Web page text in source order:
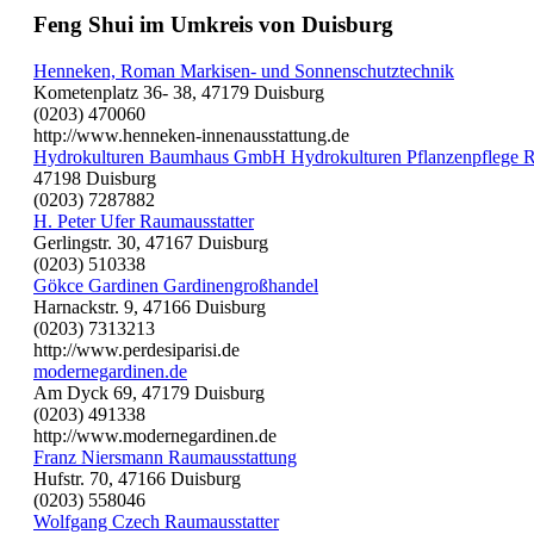
Feng Shui im Umkreis von Duisburg
Henneken, Roman Markisen- und Sonnenschutztechnik
Kometenplatz 36- 38, 47179 Duisburg
(0203) 470060
http://www.henneken-innenausstattung.de
Hydrokulturen Baumhaus GmbH Hydrokulturen Pflanzenpflege
47198 Duisburg
(0203) 7287882
H. Peter Ufer Raumausstatter
Gerlingstr. 30, 47167 Duisburg
(0203) 510338
Gökce Gardinen Gardinengroßhandel
Harnackstr. 9, 47166 Duisburg
(0203) 7313213
http://www.perdesiparisi.de
modernegardinen.de
Am Dyck 69, 47179 Duisburg
(0203) 491338
http://www.modernegardinen.de
Franz Niersmann Raumausstattung
Hufstr. 70, 47166 Duisburg
(0203) 558046
Wolfgang Czech Raumausstatter